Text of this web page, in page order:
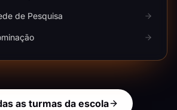
de Pesquisa
as turmas da escola